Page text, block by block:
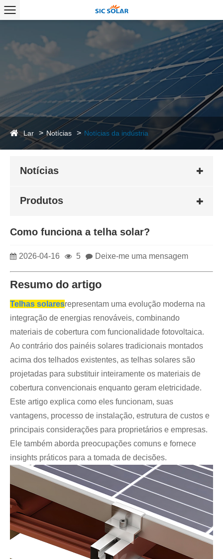
Lar Notícias Notícias da indústria
Notícias
Produtos
Como funciona a telha solar?
2026-04-16 5 Deixe-me uma mensagem
Resumo do artigo
Telhas solaresrepresentam uma evolução moderna na
integração de energias renováveis, combinando
materiais de cobertura com funcionalidade fotovoltaica.
Ao contrário dos painéis solares tradicionais montados
acima dos telhados existentes, as telhas solares são
projetadas para substituir inteiramente os materiais de
cobertura convencionais enquanto geram eletricidade.
Este artigo explica como eles funcionam, suas
vantagens, processo de instalação, estrutura de custos e
principais considerações para proprietários e empresas.
Ele também aborda preocupações comuns e fornece
insights práticos para a tomada de decisões.